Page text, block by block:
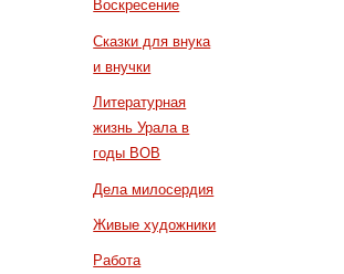
Воскресение
Сказки для внука
и внучки
Литературная
жизнь Урала в
годы ВОВ
Дела милосердия
Живые художники
Работа